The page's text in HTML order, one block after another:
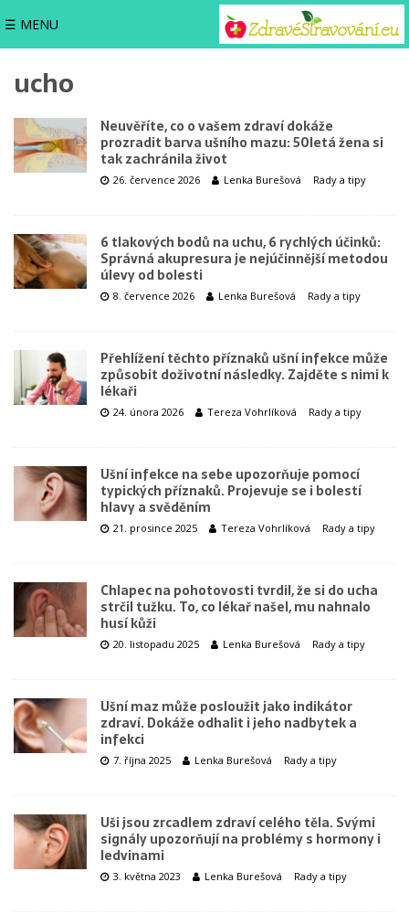
☰ MENU
ucho
Neuvěříte, co o vašem zdraví dokáže
prozradit barva ušního mazu: 50letá žena si
tak zachránila život
26. července 2026 Lenka Burešová Rady a tipy
6 tlakových bodů na uchu, 6 rychlých účinků:
Správná akupresura je nejúčinnější metodou
úlevy od bolesti
8. července 2026 Lenka Burešová Rady a tipy
Přehlížení těchto příznaků ušní infekce může
způsobit doživotní následky. Zajděte s nimi k
lékaři
24. února 2026 Tereza Vohrlíková Rady a tipy
Ušní infekce na sebe upozorňuje pomocí
typických příznaků. Projevuje se i bolestí
hlavy a svěděním
21. prosince 2025 Tereza Vohrlíková Rady a tipy
Chlapec na pohotovosti tvrdil, že si do ucha
strčil tužku. To, co lékař našel, mu nahnalo
husí kůži
20. listopadu 2025 Lenka Burešová Rady a tipy
Ušní maz může posloužit jako indikátor
zdraví. Dokáže odhalit i jeho nadbytek a
infekci
7. října 2025 Lenka Burešová Rady a tipy
Uši jsou zrcadlem zdraví celého těla. Svými
signály upozorňují na problémy s hormony i
ledvinami
3. května 2023 Lenka Burešová Rady a tipy